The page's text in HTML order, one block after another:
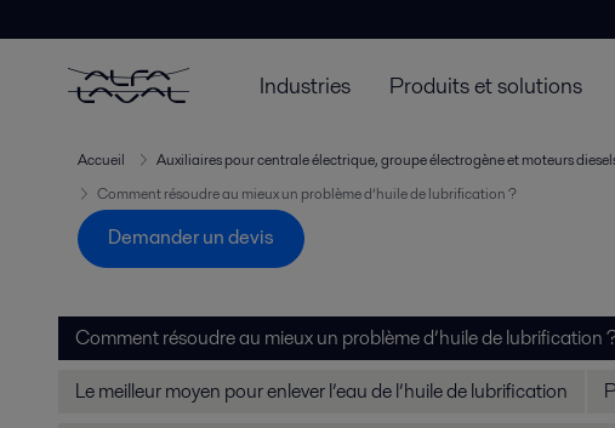
Industries Produits et solutions
Accueil Auxiliaires pour centrale électrique, groupe électrogène et moteurs
Comment résoudre au mieux un problème d’huile de lubrification ?
Demander un devis
Comment résoudre au mieux un problème d’huile de lubrification
Le meilleur moyen pour enlever l’eau de l’huile de lubrification